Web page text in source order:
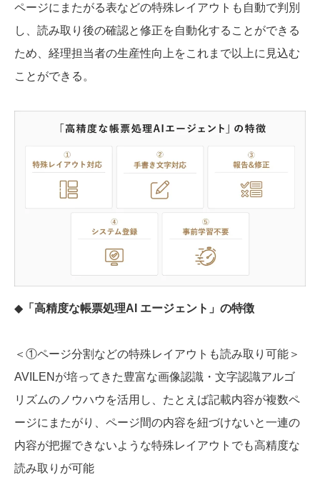
ページにまたがる表などの特殊レイアウトも自動で判別
し、読み取り後の確認と修正を自動化することができる
ため、経理担当者の生産性向上をこれまで以上に見込む
ことができる。
◆ 「高精度な帳票処理AI エージェント」の特徴
＜①ページ分割などの特殊レイアウトも読み取り可能＞
AVILENが培ってきた豊富な画像認識・文字認識アルゴ
リズムのノウハウを活用し、たとえば記載内容が複数ペ
ージにまたがり、ページ間の内容を紐づけないと一連の
内容が把握できないような特殊レイアウトでも高精度な
読み取りが可能